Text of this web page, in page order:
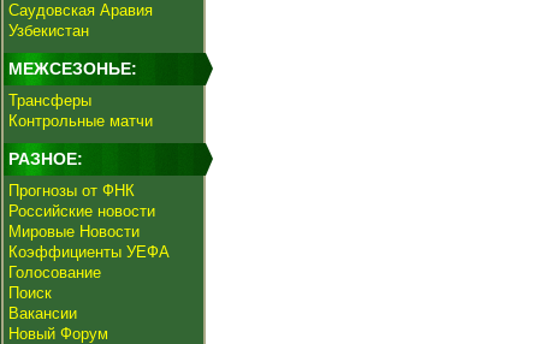
Саудовская Аравия
Узбекистан
МЕЖСЕЗОНЬЕ:
Трансферы
Контрольные матчи
РАЗНОЕ:
Прогнозы от ФНК
Российские новости
Мировые Новости
Коэффициенты УЕФА
Голосование
Поиск
Вакансии
Новый Форум